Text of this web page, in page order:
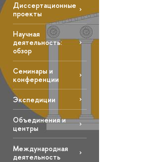
Диссертационные
проекты
Научная
деятельность:
обзор
Семинары и
конференции
Экспедиции
Объединения и
центры
Международная
деятельность